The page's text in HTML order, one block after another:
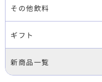
その他飲料
ギフト
新商品一覧